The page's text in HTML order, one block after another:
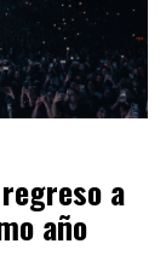
a
año